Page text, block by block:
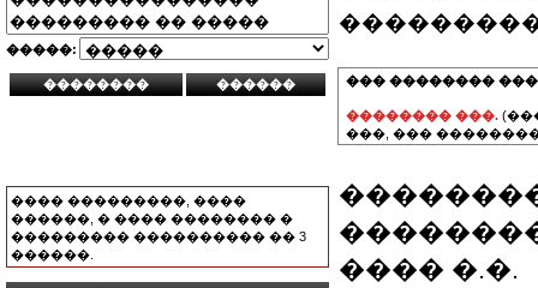
�����:
���� ���������, ����
������, � ���� �������� �
��������� ���������� �� 3
������.
��� ��������
�������� ���.
���, ���
���� �.�.